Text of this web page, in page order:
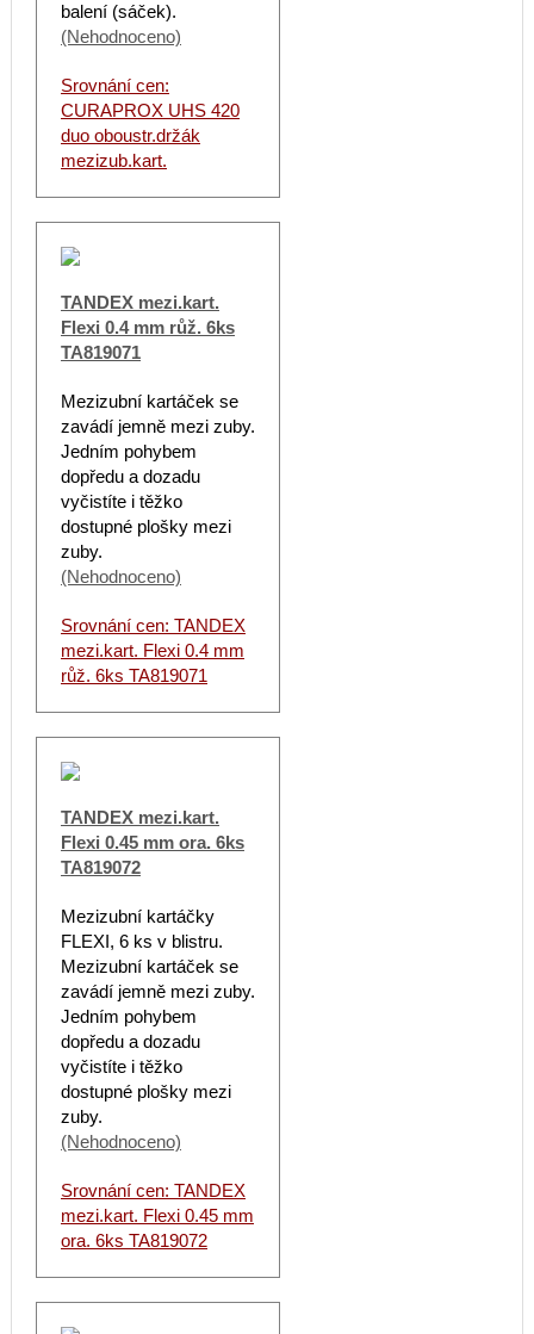
balení (sáček).
(Nehodnoceno)
Srovnání cen:
CURAPROX UHS 420
duo oboustr.držák
mezizub.kart.
TANDEX mezi.kart.
Flexi 0.4 mm růž. 6ks
TA819071
Mezizubní kartáček se
zavádí jemně mezi zuby.
Jedním pohybem
dopředu a dozadu
vyčistíte i těžko
dostupné plošky mezi
zuby.
(Nehodnoceno)
Srovnání cen: TANDEX
mezi.kart. Flexi 0.4 mm
růž. 6ks TA819071
TANDEX mezi.kart.
Flexi 0.45 mm ora. 6ks
TA819072
Mezizubní kartáčky
FLEXI, 6 ks v blistru.
Mezizubní kartáček se
zavádí jemně mezi zuby.
Jedním pohybem
dopředu a dozadu
vyčistíte i těžko
dostupné plošky mezi
zuby.
(Nehodnoceno)
Srovnání cen: TANDEX
mezi.kart. Flexi 0.45 mm
ora. 6ks TA819072